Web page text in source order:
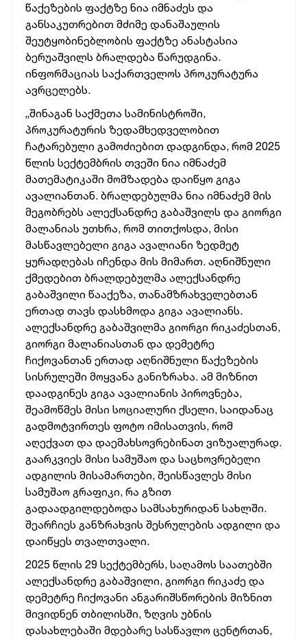
წაქეზების ფაქტზე ნია იმნაძეს და
განსაკუთრებით მძიმე დანაშაულის
შეუტყობინებლობის ფაქტზე ანასტასია
ბერუაშვილს ბრალდება წარუდგინა.
ინფორმაციას საქართველოს პროკურატურა
ავრცელებს.
„შინაგან საქმეთა სამინისტროში,
პროკურატურის ზედამხედველობით
ჩატარებული გამოძიებით დადგინდა, რომ 2025
წლის სექტემბრის თვეში ნია იმნაძემ
მათემატიკაში მომზადება დაიწყო გიგა
ავალიანთან. ბრალდებულმა ნია იმნაძემ მის
მეგობრებს ალექსანდრე გაბაშვილს და გიორგი
მალანიას უთხრა, რომ თითქოსდა, მისი
მასწავლებელი გიგა ავალიანი ზედმეტ
ყურადღებას იჩენდა მის მიმართ. აღნიშნული
ქმედებით ბრალდებულმა ალექსანდრე
გაბაშვილი წააქეზა, თანამზრახველებთან
ერთად თავს დასხმოდა გიგა ავალიანს.
ალექსანდრე გაბაშვილმა გიორგი რიკაძესთან,
გიორგი მალანიასთან და დემეტრე
ჩიქოვანთან ერთად აღნიშნული წაქეზების
სისრულეში მოყვანა განიზრახა. ამ მიზნით
დაადგინეს გიგა ავალიანის პიროვნება,
შეამოწმეს მისი სოციალური ქსელი, საიდანაც
გადმოტვირთეს ფოტო იმისათვის, რომ
აღექვათ და დაემახსოვრებინათ ვიზუალურად.
გაარკვიეს მისი სამუშაო და საცხოვრებელი
ადგილის მისამართები, შეისწავლეს მისი
სამუშაო გრაფიკი, რა გზით
გადაადგილდებოდა სამსახურიდან სახლში.
შეარჩიეს განზრახვის შესრულების ადგილი და
დაიწყეს თვალთვალი.
2025 წლის 29 სექტემბერს, საღამოს საათებში
ალექსანდრე გაბაშვილი, გიორგი რიკაძე და
დემეტრე ჩიქოვანი ანგარიშსწორების მიზნით
მივიდნენ თბილისში, ზღვის უბნის
დასახლებაში მდებარე სასწავლო ცენტრთან,